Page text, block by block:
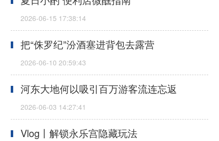
把“侏罗纪”汾酒塞进背包去露营
河东大地何以吸引百万游客流连忘返
Vlog丨解锁永乐宫隐藏玩法